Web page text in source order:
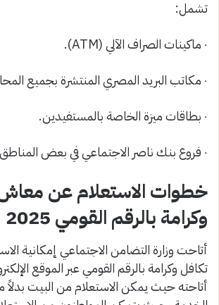
تشمل:
٠ ماكينات الصراف الآلي (ATM).
٠ مكاتب البريد المصري المنتشرة بجميع المحافظات.
٠ بطاقات ميزة الخاصة بالمستفيدين.
٠ فروع بنك ناصر الاجتماعي في بعض المناطق.
خطوات الاستعلام عن
وكرامة بالرقم القومي 2025
أتاحت وزارة التضامن الاجتماعي إمكانية
تكافل وكرامة بالرقم القومي عبر الموقع
أتاحته حيث يمكن الاستعلام من البيت